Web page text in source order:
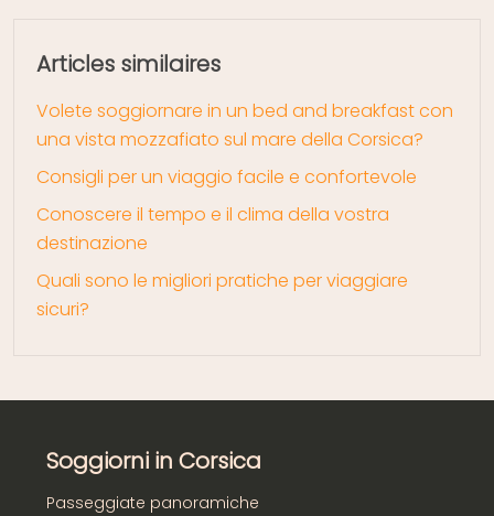
Articles similaires
Volete soggiornare in un bed and breakfast con
una vista mozzafiato sul mare della Corsica?
Consigli per un viaggio facile e confortevole
Conoscere il tempo e il clima della vostra
destinazione
Quali sono le migliori pratiche per viaggiare
sicuri?
Soggiorni in Corsica
Passeggiate panoramiche